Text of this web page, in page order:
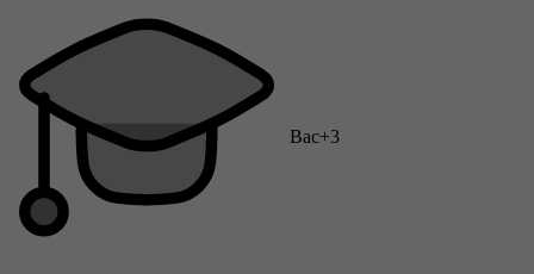
Bac+3